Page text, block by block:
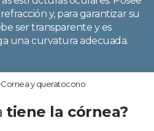
y, para garantizar su
ser transparente y es
una curvatura adecuada.
Cornea y queratocono
tiene la córnea?